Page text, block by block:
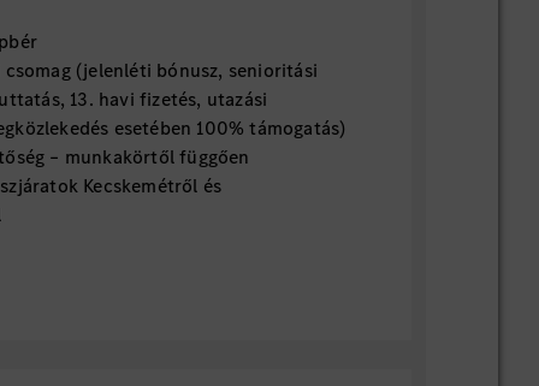
(jelenléti bónusz, senioritási
13. havi fizetés, utazási
esetében 100% támogatás)
– munkakörtől függően
Kecskemétről és